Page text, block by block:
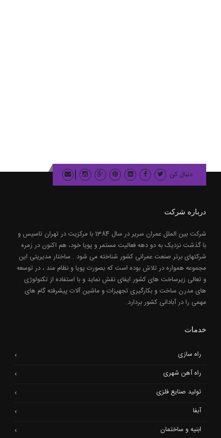
دنبال کن
درباره شرکت
شرکت بین الملل عمران سریر در سال 1384 با مرکزیت در تهران تاسیس و
با گذشت نزدیک به دو دهه فعالیت مستمر و پویا خود، هم اکنون در زمره
شرکتهای برتر صنعت عمرانی کشور شناخته می شود . ساختار مدیریتی این
مجموعه همواره در تلاش بوده است که بصورت پویا و نظام مند ، در توسعه
و تعالی زیرساخت های کشور ایفای نقش نماید و با استفاده از تکنولوژی
های مدرن ساخت و بکارگیری تجهیزات و ماشین آلات پیشرفته گام های
مهمی را در آبادانی کشور بردارد.
خدمات
راه سازی
راه آهن شهری
تولید صنایع فلزی
آبفا
ابنیه و ساختمان